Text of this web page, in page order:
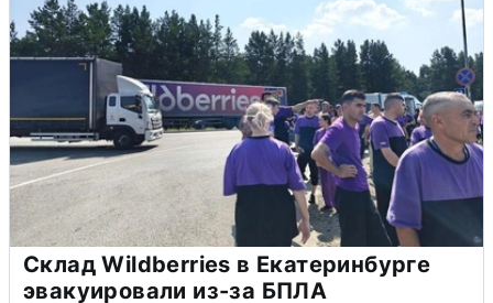
Склад Wildberries в Екатеринбурге
эвакуировали из-за БПЛА